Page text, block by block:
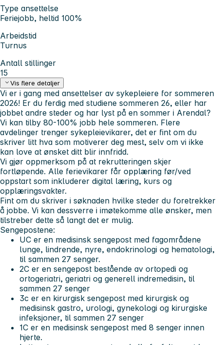
Type ansettelse
Feriejobb, heltid 100%
Arbeidstid
Turnus
Antall stillinger
15
Vis flere detaljer
Vi er i gang med ansettelser av sykepleiere for sommeren
2026! Er du ferdig med studiene sommeren 26, eller har
jobbet andre steder og har lyst på en sommer i Arendal?
Vi kan tilby 80-100% jobb hele sommeren. Flere
avdelinger trenger sykepleievikarer, det er fint om du
skriver litt hva som motiverer deg mest, selv om vi ikke
kan love at ønsket ditt blir innfridd.
Vi gjør oppmerksom på at rekrutteringen skjer
fortløpende. Alle ferievikarer får opplæring før/ved
oppstart som inkluderer digital læring, kurs og
opplæringsvakter.
Fint om du skriver i søknaden hvilke steder du foretrekker
å jobbe. Vi kan dessverre i imøtekomme alle ønsker, men
tilstreber dette så langt det er mulig.
Sengepostene:
UC er en medisinsk sengepost med fagområdene
lunge, lindrende, nyre, endokrinologi og hematologi,
til sammen 27 senger.
2C er en sengepost bestående av ortopedi og
ortogeriatri, geriatri og generell indremedisin, til
sammen 27 senger
3c er en kirurgisk sengepost med kirurgisk og
medisinsk gastro, urologi, gynekologi og kirurgiske
infeksjoner, til sammen 27 senger
1C er en medisinsk sengepost med 8 senger innen
hjerte.